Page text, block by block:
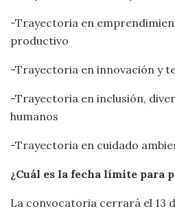
-Trayectoria en
productivo
-Trayectoria en innovación y
-Trayectoria en inclusión,
humanos
-Trayectoria en cuidado
¿Cuál es la fecha límite para
La convocatoria cerrará el 13